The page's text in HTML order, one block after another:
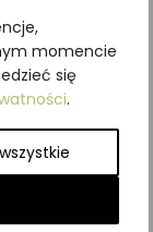
momencie
się
.
,ILUSTRACJE